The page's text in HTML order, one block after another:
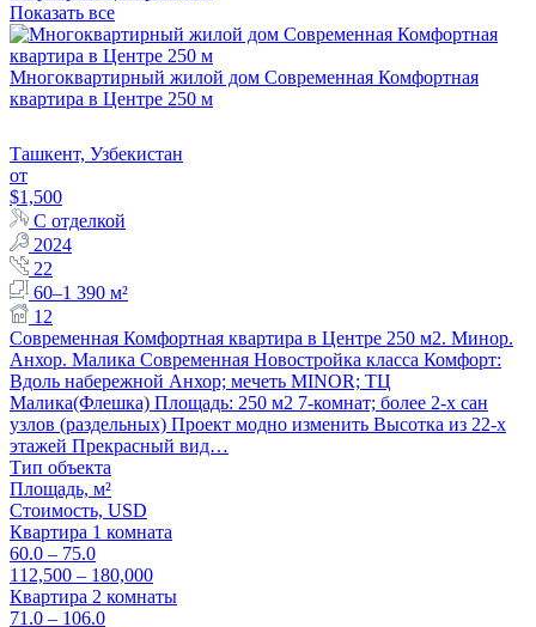
Показать все
Многоквартирный жилой дом Современная Комфортная
квартира в Центре 250 м
Ташкент, Узбекистан
от
$1,500
С отделкой
2024
22
60–1 390 м²
12
Современная Комфортная квартира в Центре 250 м2. Минор.
Анхор. Малика Современная Новостройка класса Комфорт:
Вдоль набережной Анхор; мечеть MINOR; ТЦ
Малика(Флешка) Площадь: 250 м2 7-комнат; более 2-х сан
узлов (раздельных) Проект модно изменить Высотка из 22-х
этажей Прекрасный вид…
Тип объекта
Площадь, м²
Стоимость, USD
Квартира 1 комната
60.0 – 75.0
112,500 – 180,000
Квартира 2 комнаты
71.0 – 106.0